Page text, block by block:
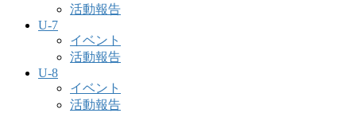
活動報告
U-7
イベント
活動報告
U-8
イベント
活動報告